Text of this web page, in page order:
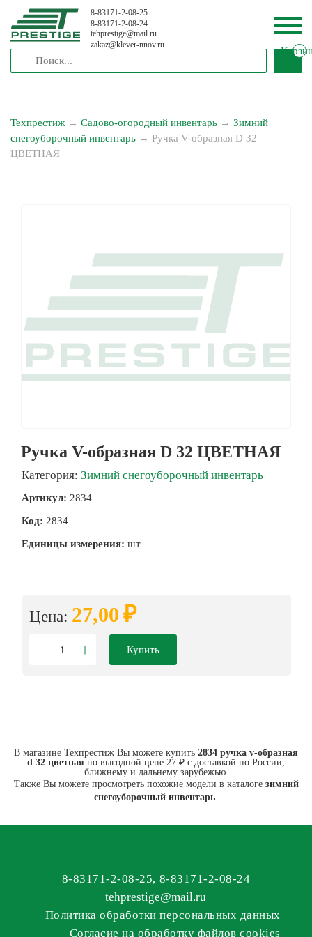
8-83171-2-08-25
8-83171-2-08-24
tehprestige@mail.ru
zakaz@klever-nnov.ru
Техпрестиж → Садово-огородный инвентарь → Зимний
снегоуборочный инвентарь → Ручка V-образная D 32
ЦВЕТНАЯ
Ручка V-образная D 32 ЦВЕТНАЯ
Категория: Зимний снегоуборочный инвентарь
Артикул: 2834
Код: 2834
Единицы измерения: шт
Цена: 27,00 ₽
Купить
В магазине Техпрестиж Вы можете купить 2834 ручка v-образная
d 32 цветная по выгодной цене 27 ₽ с доставкой по России,
ближнему и дальнему зарубежью.
Также Вы можете просмотреть похожие модели в каталоге зимний
снегоуборочный инвентарь.
8-83171-2-08-25, 8-83171-2-08-24
tehprestige@mail.ru
Политика обработки персональных данных
Согласие на обработку файлов cookies